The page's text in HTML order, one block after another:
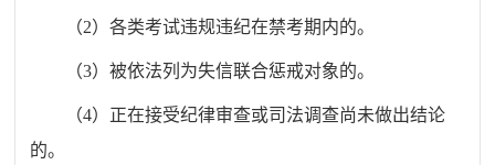
（2）各类考试违规违纪在禁考期内的。
（3）被依法列为失信联合惩戒对象的。
（4） 正在接受纪律审查或司法调查尚未做出结论
的。